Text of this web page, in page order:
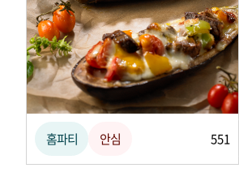
홈파티 안심 551